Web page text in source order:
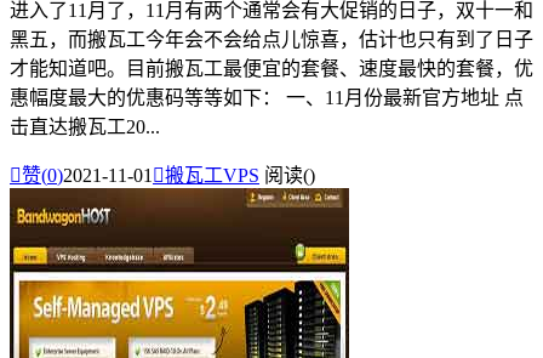
进入了11月了，11月有两个通常会有大促销的日子，双十一和
黑五，而搬瓦工今年会不会给点儿惊喜，估计也只有到了日子
才能知道吧。目前搬瓦工最便宜的套餐、速度最快的套餐，优
惠幅度最大的优惠码等等如下： 一、11月份最新官方地址 点
击直达搬瓦工20...
赞(0)2021-11-01 搬瓦工VPS 阅读()